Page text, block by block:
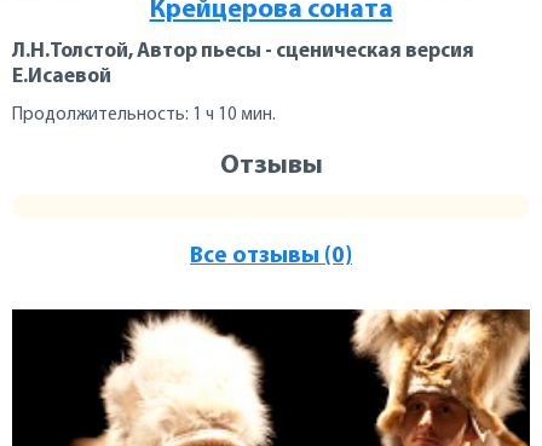
Крейцерова соната
Л.Н.Толстой, Автор пьесы - сценическая версия
Е.Исаевой
Продолжительность: 1 ч 10 мин.
Отзывы
Все отзывы (0)